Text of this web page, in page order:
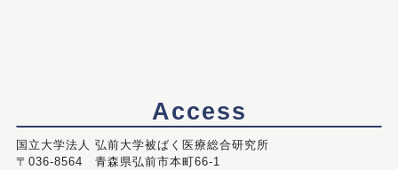
Access
国立大学法人 弘前大学被ばく医療総合研究所
〒036-8564 青森県弘前市本町66-1